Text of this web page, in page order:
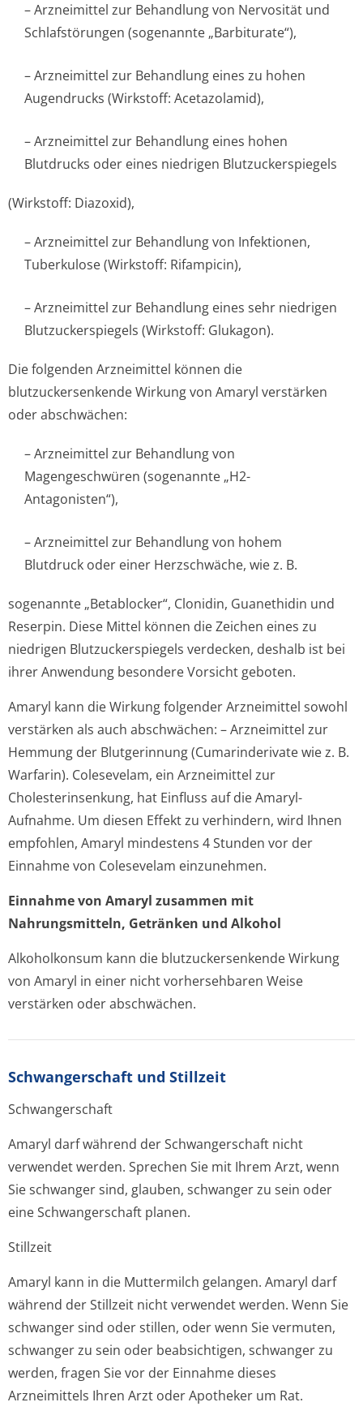
– Arzneimittel zur Behandlung von Nervosität und
Schlafstörungen (sogenannte „Barbiturate“),
– Arzneimittel zur Behandlung eines zu hohen
Augendrucks (Wirkstoff: Acetazolamid),
– Arzneimittel zur Behandlung eines hohen
Blutdrucks oder eines niedrigen Blutzuckerspiegels
(Wirkstoff: Diazoxid),
– Arzneimittel zur Behandlung von Infektionen,
Tuberkulose (Wirkstoff: Rifampicin),
– Arzneimittel zur Behandlung eines sehr niedrigen
Blutzuckerspiegels (Wirkstoff: Glukagon).
Die folgenden Arzneimittel können die
blutzuckersenkende Wirkung von Amaryl verstärken
oder abschwächen:
– Arzneimittel zur Behandlung von
Magengeschwüren (sogenannte „H2-
Antagonisten“),
– Arzneimittel zur Behandlung von hohem
Blutdruck oder einer Herzschwäche, wie z. B.
sogenannte „Betablocker“, Clonidin, Guanethidin und
Reserpin. Diese Mittel können die Zeichen eines zu
niedrigen Blutzuckerspiegels verdecken, deshalb ist bei
ihrer Anwendung besondere Vorsicht geboten.
Amaryl kann die Wirkung folgender Arzneimittel sowohl
verstärken als auch abschwächen: – Arzneimittel zur
Hemmung der Blutgerinnung (Cumarinderivate wie z. B.
Warfarin). Colesevelam, ein Arzneimittel zur
Cholesterinsenkung, hat Einfluss auf die Amaryl-
Aufnahme. Um diesen Effekt zu verhindern, wird Ihnen
empfohlen, Amaryl mindestens 4 Stunden vor der
Einnahme von Colesevelam einzunehmen.
Einnahme von Amaryl zusammen mit
Nahrungsmitteln, Getränken und Alkohol
Alkoholkonsum kann die blutzuckersenkende Wirkung
von Amaryl in einer nicht vorhersehbaren Weise
verstärken oder abschwächen.
Schwangerschaft und Stillzeit
Schwangerschaft
Amaryl darf während der Schwangerschaft nicht
verwendet werden. Sprechen Sie mit Ihrem Arzt, wenn
Sie schwanger sind, glauben, schwanger zu sein oder
eine Schwangerschaft planen.
Stillzeit
Amaryl kann in die Muttermilch gelangen. Amaryl darf
während der Stillzeit nicht verwendet werden. Wenn Sie
schwanger sind oder stillen, oder wenn Sie vermuten,
schwanger zu sein oder beabsichtigen, schwanger zu
werden, fragen Sie vor der Einnahme dieses
Arzneimittels Ihren Arzt oder Apotheker um Rat.